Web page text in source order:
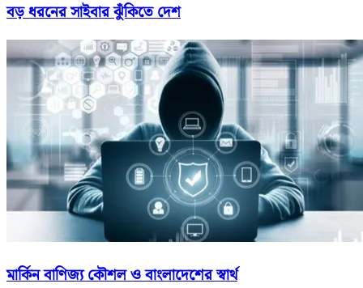
বড় ধরনের সাইবার ঝুঁকিতে দেশ
মার্কিন বাণিজ্য কৌশল ও বাংলাদেশের স্বার্থ